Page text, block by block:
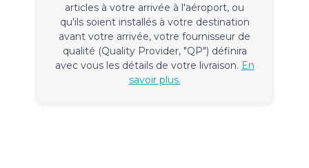
articles à votre arrivée à l'aéroport, ou
qu'ils soient installés à votre destination
avant votre arrivée, votre fournisseur de
qualité (Quality Provider, "QP") définira
avec vous les détails de votre livraison. En
savoir plus.